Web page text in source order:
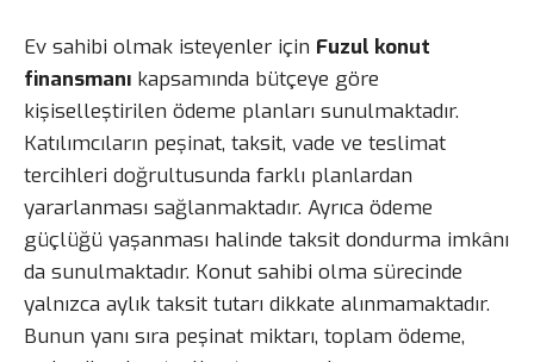
Ev sahibi olmak isteyenler için Fuzul konut
finansmanı kapsamında bütçeye göre
kişiselleştirilen ödeme planları sunulmaktadır.
Katılımcıların peşinat, taksit, vade ve teslimat
tercihleri doğrultusunda farklı planlardan
yararlanması sağlanmaktadır. Ayrıca ödeme
güçlüğü yaşanması halinde taksit dondurma imkânı
da sunulmaktadır. Konut sahibi olma sürecinde
yalnızca aylık taksit tutarı dikkate alınmamaktadır.
Bunun yanı sıra peşinat miktarı, toplam ödeme,